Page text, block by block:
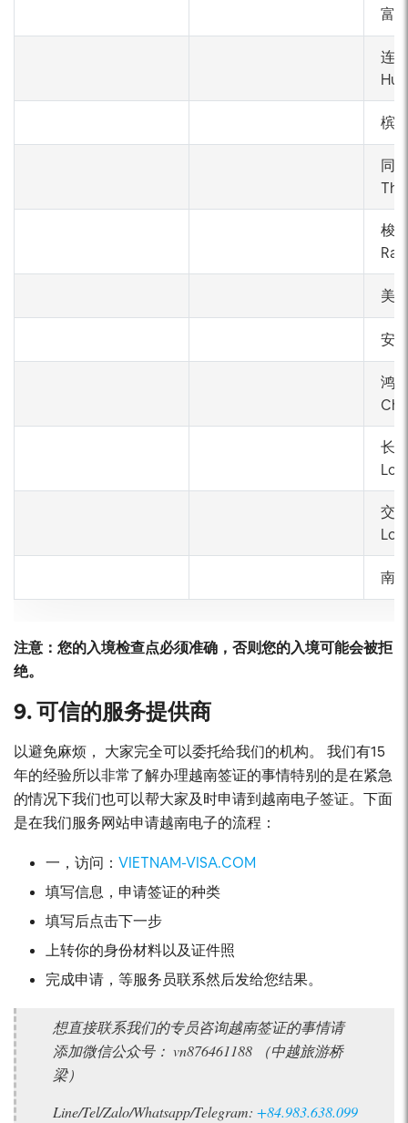
富
连
槟
同
梭
美
安
鸿
长
交
南
注意：您的入境检查点必须准确，否则您的入境可能会被拒
绝。
9. 可信的服务提供商
以避免麻烦， 大家完全可以委托给我们的机构。 我们有15
年的经验所以非常了解办理越南签证的事情特别的是在紧急
的情况下我们也可以帮大家及时申请到越南电子签证。下面
是在我们服务网站申请越南电子的流程：
一，访问： VIETNAM-VISA.COM
填写信息，申请签证的种类
填写后点击下一步
上转你的身份材料以及证件照
完成申请，等服务员联系然后发给您结果。
想直接联系我们的专员咨询越南签证的事情请
添加微信公众号： vn876461188 （中越旅游桥
梁）
Line/Tel/Zalo/Whatsapp/Telegram: +84.983.638.099